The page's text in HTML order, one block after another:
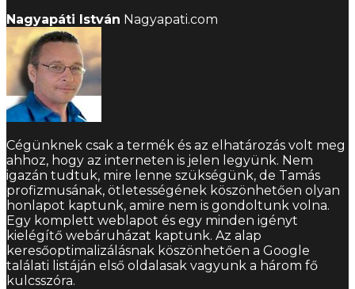
Nagyapáti István Nagyapati.com
Cégünknek csak a termék és az elhatározás volt meg
ahhoz, hogy az interneten is jelen legyünk. Nem
igazán tudtuk, mire lenne szükségünk, de Tamás
profizmusának, ötletességének köszönhetően olyan
honlapot kaptunk, amire nem is gondoltunk volna.
Egy komplett weblapot és egy minden igényt
kielégítő webáruházat kaptunk. Az alap
keresőoptimalizálásnak köszönhetően a Google
találati listáján első oldalasak vagyunk a három fő
kulcsszóra.